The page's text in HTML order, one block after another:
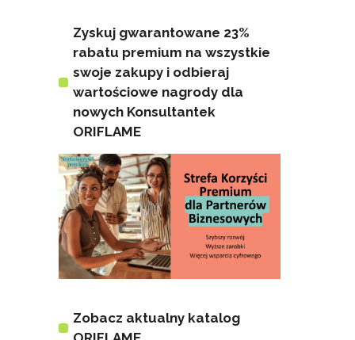
Zyskuj gwarantowane 23%
rabatu premium na wszystkie
swoje zakupy i odbieraj
wartościowe nagrody dla
nowych Konsultantek
ORIFLAME
Zobacz aktualny katalog